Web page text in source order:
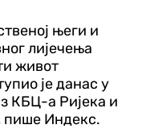
његи и
лијечења
живот
је данас у
КБЦ-а Ријека и
пише Индекс.